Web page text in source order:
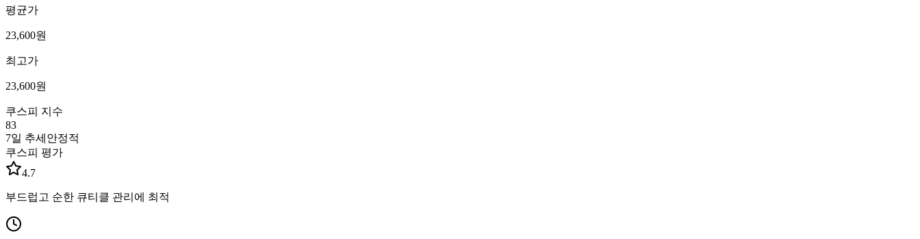
평균가
23,600원
최고가
23,600원
쿠스피 지수
83
7일 추세 안정적
쿠스피 평가
4.7
부드럽고 순한 큐티클 관리에 최적